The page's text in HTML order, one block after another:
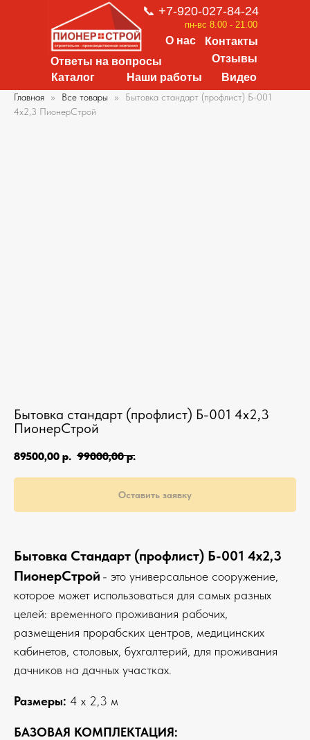
О нас
Ответы на вопросы
Каталог
Контакты
Наши работы Видео
Отзывы
📞 +7-920-027-84-24
пн-вс 8.00 - 21.00
Главная Все товары
Бытовка стандарт (профлист) Б-001
4х2,3 ПионерСтрой
Бытовка стандарт (профлист) Б-001 4х2,3
ПионерСтрой
89500,00 р. 99000,00 р.
Оставить заявку
Бытовка Стандарт (профлист) Б-001 4х2,3
ПионерСтрой - это универсальное сооружение,
которое может использоваться для самых разных
целей: временного проживания рабочих,
размещения прорабских центров, медицинских
кабинетов, столовых, бухгалтерий, для проживания
дачников на дачных участках.
Размеры: 4 х 2,3 м
БАЗОВАЯ КОМПЛЕКТАЦИЯ: